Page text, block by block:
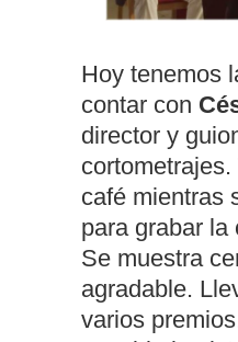
Hoy tenemos
contar con
director y
café mientras
para grabar la
Se muestra
agradable.
varios